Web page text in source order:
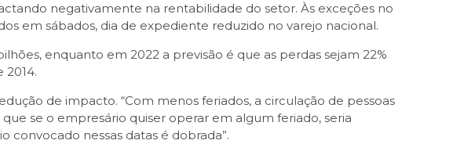
negativamente na rentabilidade do setor. Às exceções no
em sábados, dia de expediente reduzido no varejo nacional.
enquanto em 2022 a previsão é que as perdas sejam 22%
2014.
de impacto. “Com menos feriados, a circulação de pessoas
se o empresário quiser operar em algum feriado, seria
convocado nessas datas é dobrada”.